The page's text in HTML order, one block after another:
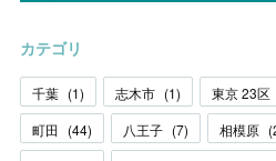
カテゴリ
千葉 (1) 志木市 (1) 東京 23区
町田 (44) 八王子 (7) 相模原 (